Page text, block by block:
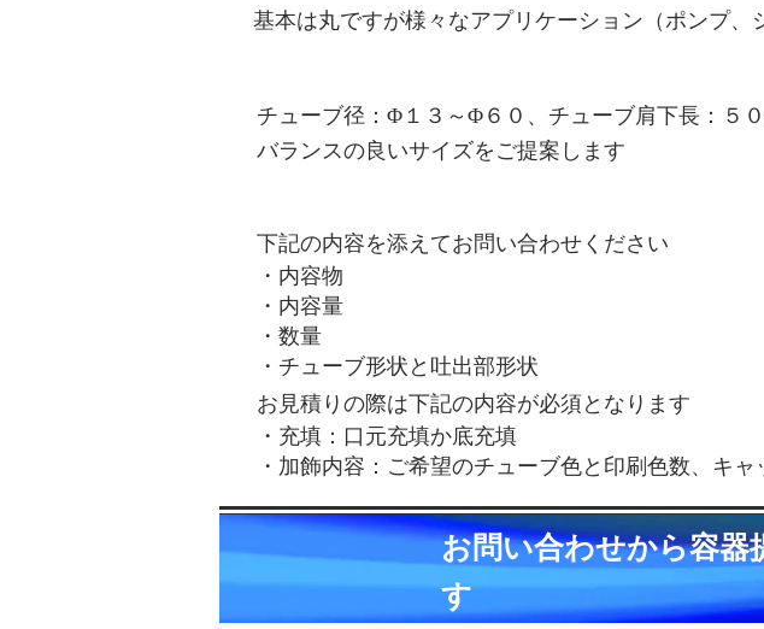
基本は丸ですが様々なアプリケーション（ポンプ
チューブ径：Φ１３～Φ６０、チューブ肩下長：５
バランスの良いサイズをご提案します
下記の内容を添えてお問い合わせください
・内容物
・内容量
・数量
・チューブ形状と吐出部形状
お見積りの際は下記の内容が必須となります
・充填：口元充填か底充填
・加飾内容：ご希望のチューブ色と印刷色数、キ
お問い合わせから容
す